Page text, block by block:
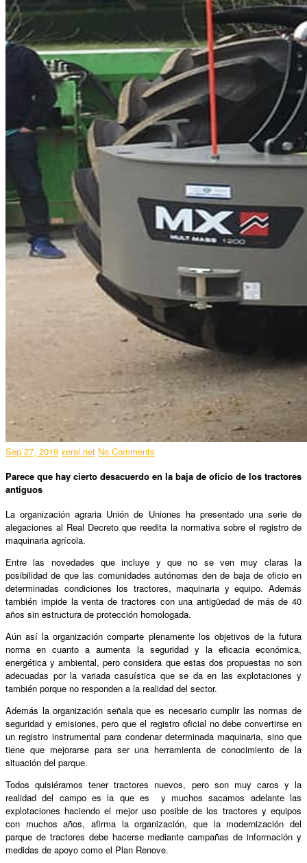
Sep 27, 2019 xeral.net No Comments
Parece que hay cierto desacuerdo en la baja de oficio de los tractores
antiguos
La organización agraria Unión de Uniones ha presentado una serie de
alegaciones al Real Decreto que reedita la normativa sobre el registro de
maquinaria agrícola.
Entre las novedades que incluye y que no se ven muy claras la
posibilidad de que las comunidades autónomas den de baja de oficio en
determinadas condiciones los tractores, maquinaria y equipo. Además
también impide la venta de tractores con una antigüedad de más de 40
años sin estructura de protección homologada.
Aún así la organización comparte plenamente los objetivos de la futura
norma en cuanto a aumenta la seguridad y la eficacia económica,
energética y ambiental, pero considera que estas dos propuestas no son
adecuadas por la variada casuística que se da en las explotaciones y
también porque no responden a la realidad del sector.
Además la organización señala que es necesario cumplir las normas de
seguridad y emisiones, pero que el registro oficial no debe convertirse en
un registro instrumental para condenar determinada maquinaria, sino que
tiene que mejorarse para ser una herramienta de conocimiento de la
situación del parque.
Todos quisiéramos tener tractores nuevos, pero son muy caros y la
realidad del campo es la que es y muchos sacamos adelante las
explotaciones haciendo el mejor uso posible de los tractores y equipos
con muchos años, afirma la organización, que la modernización del
parque de tractores debe hacerse mediante campañas de información y
medidas de apoyo como el Plan Renove.